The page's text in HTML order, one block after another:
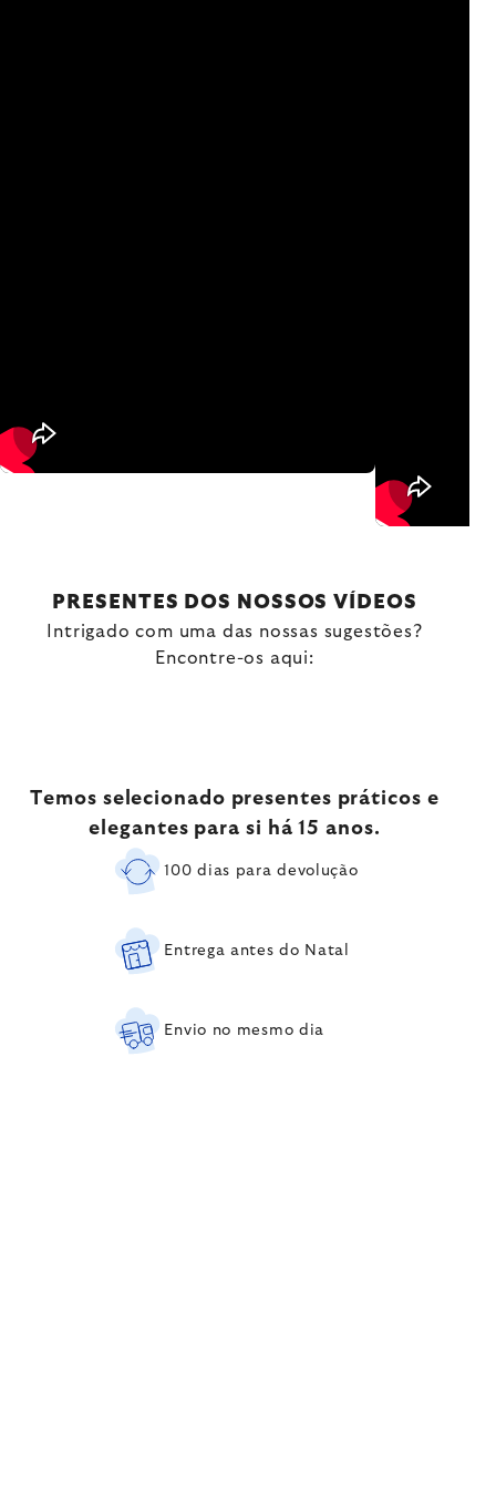
PRESENTES DOS NOSSOS VÍDEOS
Intrigado com uma das nossas sugestões?
Encontre-os aqui:
Temos selecionado presentes práticos e
elegantes para si há 15 anos.
100 dias para devolução
Entrega antes do Natal
Envio no mesmo dia